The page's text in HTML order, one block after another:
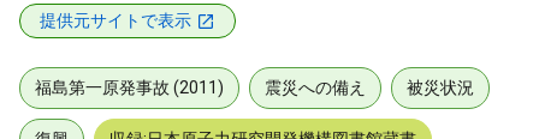
提供元サイトで表示
福島第一原発事故 (2011) 震災への備え 被災状況